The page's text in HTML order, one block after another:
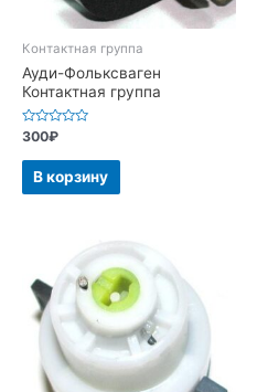
Контактная группа
Ауди-Фольксваген
Контактная группа
Оценка
из
300₽
В корзину